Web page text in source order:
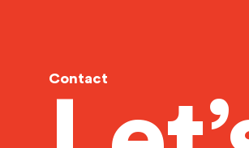
Contact